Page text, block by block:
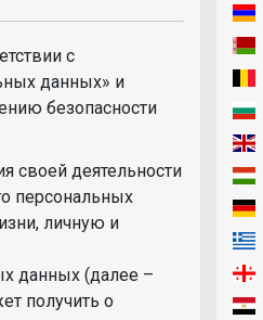
с
данных» и
безопасности
своей деятельности
персональных
личную и
данных (далее –
получить о